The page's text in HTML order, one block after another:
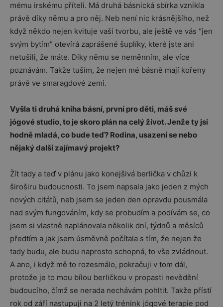
mému irskému příteli. Má druhá básnická sbírka vznikla
právě díky němu a pro něj. Neb není nic krásnějšího, než
když někdo nejen kvituje vaší tvorbu, ale ještě ve vás “jen
svým bytím” otevírá zaprášené šuplíky, které jste ani
netušili, že máte. Díky němu se neměnním, ale více
poznávám. Takže tuším, že nejen mé básně mají kořeny
právě ve smaragdové zemi.
Vyšla ti druhá kniha básní, první pro děti, máš své
jógové studio, to je skoro plán na celý život. Jenže ty jsi
hodně mladá, co bude teď? Rodina, usazení se nebo
nějaký další zajímavý projekt?
Žít tady a teď v plánu jako konejšivá berlička v chůzi k
široširu budoucnosti. To jsem napsala jako jeden z mých
nových citátů, neb jsem se jeden den opravdu pousmála
nad svým fungováním, kdy se probudím a podívám se, co
jsem si vlastně naplánovala několik dní, týdnů a měsíců
předtím a jak jsem úsměvně počítala s tím, že nejen že
tady budu, ale budu naprosto schopná, to vše zvládnout.
A ano, i když mě to rozesmálo, pokračuji v tom dál,
protože je to mou bílou berličkou v propasti nevědění
budoucího, čímž se nerada nechávám pohltit. Takže přístí
rok od září nastupuji na 2 letý trénink jógové terapie pod